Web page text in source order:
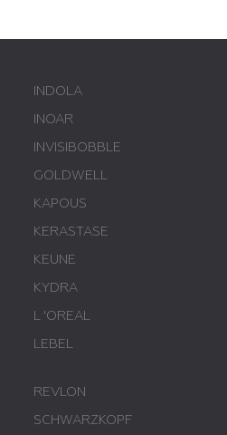
INDOLA
INOAR
INVISIBOBBLE
GOLDWELL
KAPOUS
KERASTASE
KEUNE
KYDRA
L 'ОREAL
LEBEL
REVLON
SCHWARZKOPF